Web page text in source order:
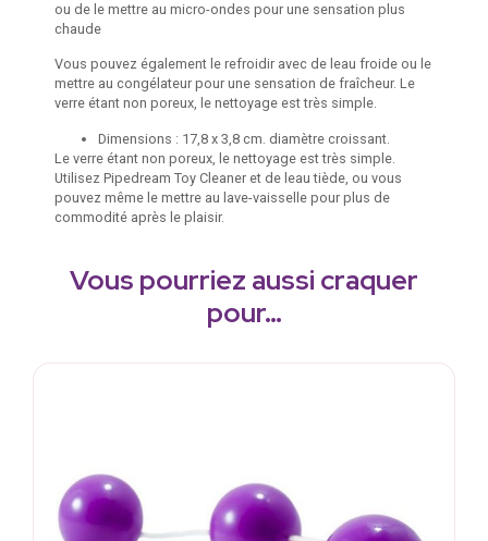
ou de le mettre au micro-ondes pour une sensation plus
chaude
Vous pouvez également le refroidir avec de leau froide ou le
mettre au congélateur pour une sensation de fraîcheur. Le
verre étant non poreux, le nettoyage est très simple.
Dimensions : 17,8 x 3,8 cm. diamètre croissant.
Le verre étant non poreux, le nettoyage est très simple.
Utilisez Pipedream Toy Cleaner et de leau tiède, ou vous
pouvez même le mettre au lave-vaisselle pour plus de
commodité après le plaisir.
Vous pourriez aussi craquer
pour…